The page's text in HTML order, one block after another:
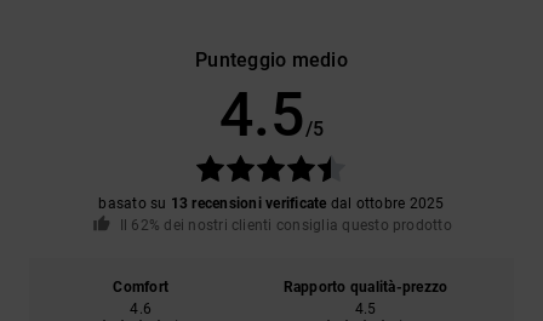
Punteggio medio
4.5/5
basato su 13 recensioni verificate dal ottobre 2025
Il 62% dei nostri clienti consiglia questo prodotto
Comfort
4.6
Rapporto qualità-prezzo
4.5